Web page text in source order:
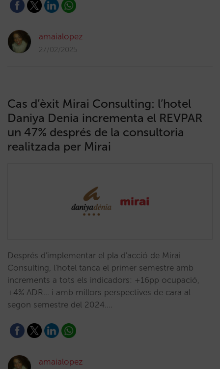
amaialopez
27/02/2025
Cas d’èxit Mirai Consulting: l’hotel
Daniya Denia incrementa el REVPAR
un 47% després de la consultoria
realitzada per Mirai
Després d'implementar el pla d'acció de Mirai
Consulting, l'hotel tanca el primer semestre amb
increments a tots els indicadors: +16pp ocupació,
+4% ADR... i amb millors perspectives de cara al
segon semestre del 2024.…
amaialopez